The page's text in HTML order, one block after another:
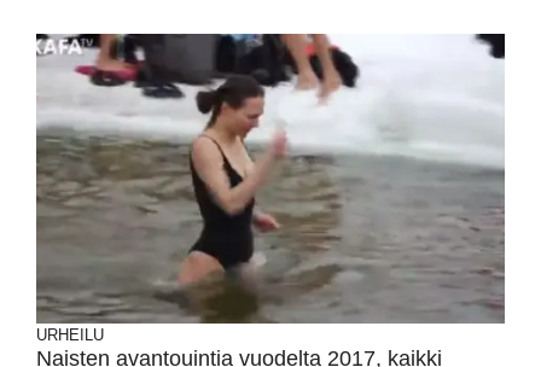
URHEILU
Naisten avantouintia vuodelta 2017, kaikki